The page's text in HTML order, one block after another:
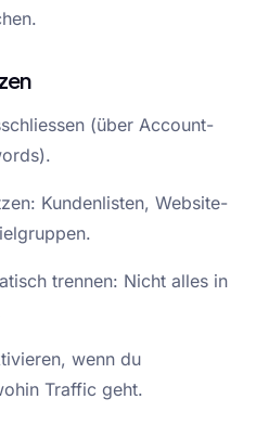
(über Account-
Kundenlisten, Website-
trennen: Nicht alles in
wenn du
Traffic geht.